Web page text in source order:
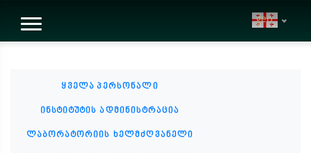
geo
ყველა პერსონალი
ინსტიტუტის ადმინისტრაცია
ლაბორატორიის ხელმძღვანელი